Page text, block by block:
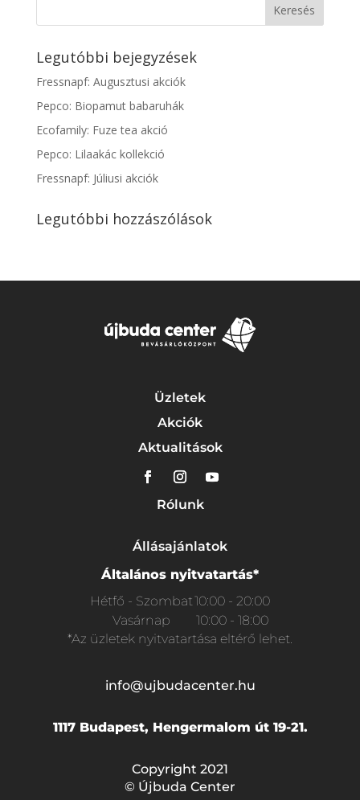
Legutóbbi bejegyzések
Fressnapf: Augusztusi akciók
Pepco: Biopamut babaruhák
Ecofamily: Fuze tea akció
Pepco: Lilaakác kollekció
Fressnapf: Júliusi akciók
Legutóbbi hozzászólások
Üzletek
Akciók
Aktualitások
Rólunk
Állásajánlatok
Általános nyitvatartás*
Hétfő - Szombat10:00 - 20:00
Vasárnap
10:00 - 18:00
*Az üzletek nyitvatartása eltérő lehet.
info@ujbudacenter.hu
1117 Budapest, Hengermalom út 19-21.
Copyright 2021
© Újbuda Center